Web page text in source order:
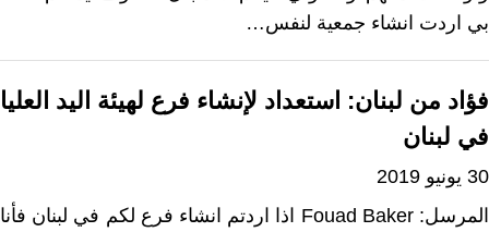
بي اردت انشاء جمعية لنفس…
فؤاد من لبنان: استعداد لإنشاء فرع لهيئة اليد العليا
في لبنان
30 يونيو 2019
المرسل: Fouad Baker اذا اردتم انشاء فرع لكم في لبنان فأنا